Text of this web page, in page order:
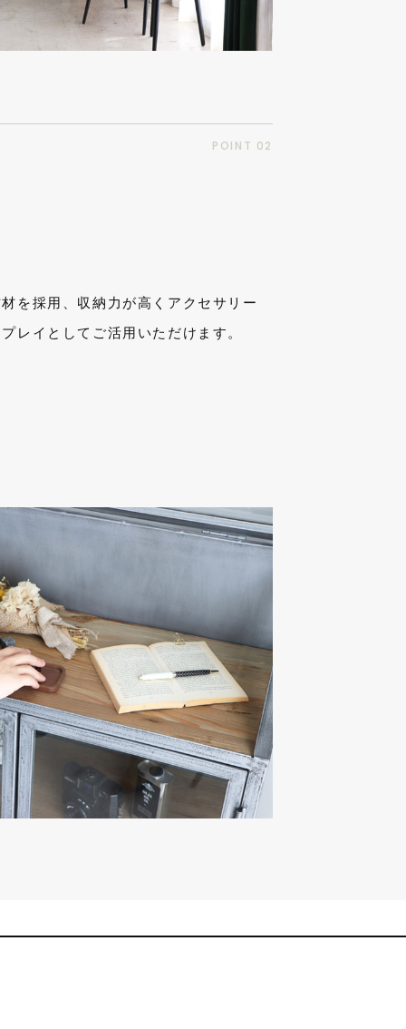
POINT 02
を採用、収納力が高くアクセサリー
レイとしてご活用いただけます。